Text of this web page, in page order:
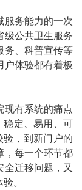
服务能力的一次
级公共卫生服务
务、科普宣传等
户体验都有着极
现有系统的痛点
稳定、易用、可
，到新门户的
，每一个环节都
全迁移问题，又
。